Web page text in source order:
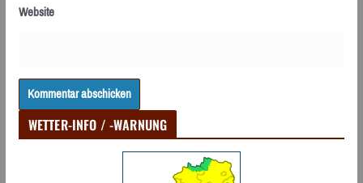
Website
WETTER-INFO / -WARNUNG